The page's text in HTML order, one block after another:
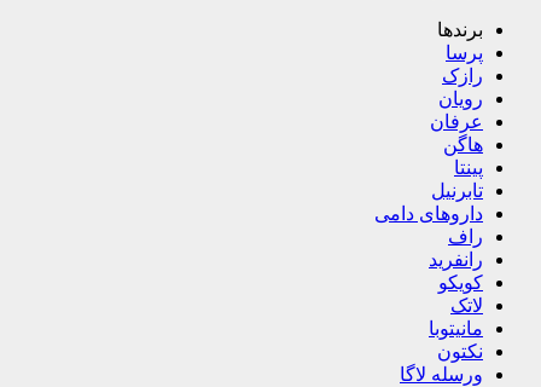
برندها
پرسا
رازک
رویان
عرفان
هاگن
پینتا
تابرنیل
داروهای دامی
راف
رانفرید
کویکو
لاتک
مانیتوبا
نکتون
ورسله لاگا